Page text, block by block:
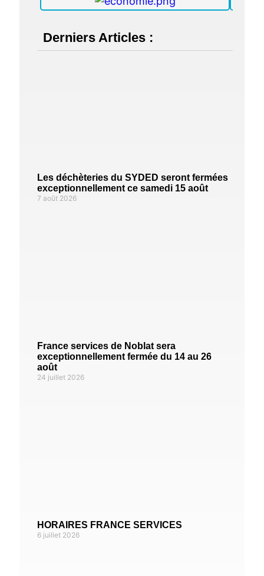
Derniers Articles :
Les déchèteries du SYDED seront fermées
exceptionnellement ce samedi 15 août
7 août 2026
France services de Noblat sera
exceptionnellement fermée du 14 au 26
août
24 juillet 2026
HORAIRES FRANCE SERVICES
6 juillet 2026